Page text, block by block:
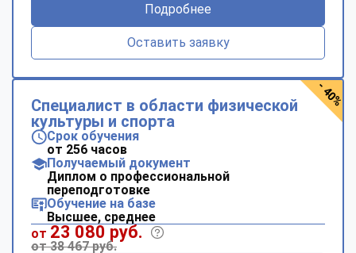
Подробнее
Оставить заявку
Специалист в области физической
культуры и спорта
Срок обучения
от 256 часов
Получаемый документ
Диплом о профессиональной
переподготовке
Обучение на базе
Высшее, среднее
от 23 080 руб.
от 38 467 руб.
- 40%